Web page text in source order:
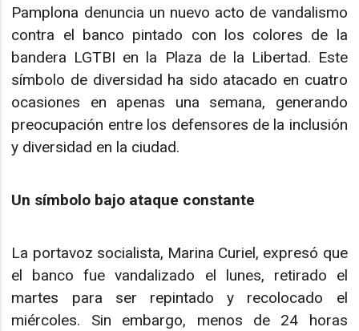
Pamplona denuncia un nuevo acto de vandalismo
contra el banco pintado con los colores de la
bandera LGTBI en la Plaza de la Libertad. Este
símbolo de diversidad ha sido atacado en cuatro
ocasiones en apenas una semana, generando
preocupación entre los defensores de la inclusión
y diversidad en la ciudad.
Un símbolo bajo ataque constante
La portavoz socialista, Marina Curiel, expresó que
el banco fue vandalizado el lunes, retirado el
martes para ser repintado y recolocado el
miércoles. Sin embargo, menos de 24 horas